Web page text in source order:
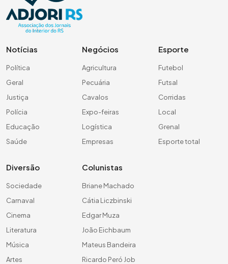
Notícias
Política
Geral
Justiça
Polícia
Educação
Saúde
Negócios
Agricultura
Pecuária
Cavalos
Expo-feiras
Logística
Empresas
Esporte
Futebol
Futsal
Corridas
Local
Grenal
Esporte total
Diversão
Sociedade
Carnaval
Cinema
Literatura
Música
Artes
Colunistas
Briane Machado
Cátia Liczbinski
Edgar Muza
João Eichbaum
Mateus Bandeira
Ricardo Peró Job